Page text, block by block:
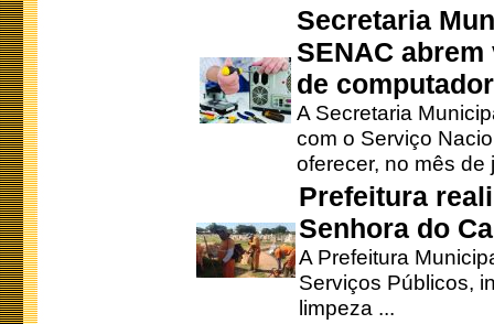
Secretaria
SENAC
de
A Secretaria
com o Serviço
oferecer, no mês de
Prefeitura
Senhora do
A Prefeitura
Serviços Públicos,
limpeza ...